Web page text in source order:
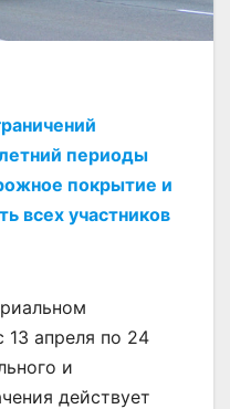
периоды
покрытие и
всех участников
13 апреля по 24
и
действует